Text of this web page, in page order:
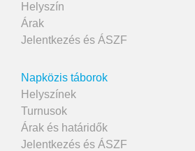
Helyszín
Árak
Jelentkezés és ÁSZF
Napközis táborok
Helyszínek
Turnusok
Árak és határidők
Jelentkezés és ÁSZF